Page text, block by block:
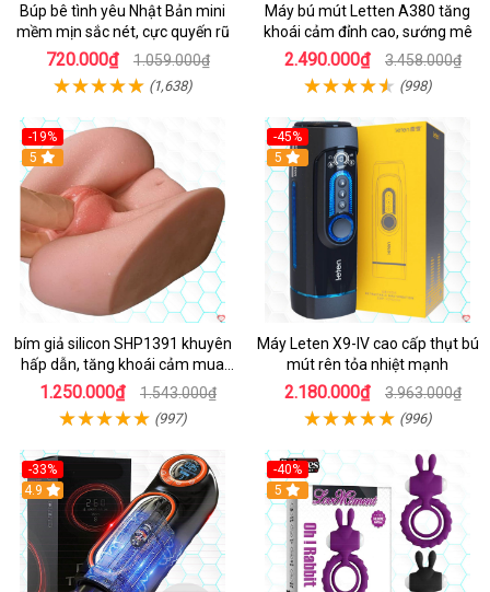
Búp bê tình yêu Nhật Bản mini
mềm mịn sắc nét, cực quyến rũ
720.000₫ 1.059.000₫
(1,638)
Máy bú mút Letten A380 tăng
khoái cảm đỉnh cao, sướng mê
2.490.000₫ 3.458.000₫
(998)
-19%
Hot
5
bím giả silicon SHP1391 khuyên
hấp dẫn, tăng khoái cảm mua
ngay
1.250.000₫ 1.543.000₫
(997)
-45%
Hot
5
Máy Leten X9-IV cao cấp thụt bú
mút rên tỏa nhiệt mạnh
2.180.000₫ 3.963.000₫
(996)
-33%
Hot
4.9
-40%
5